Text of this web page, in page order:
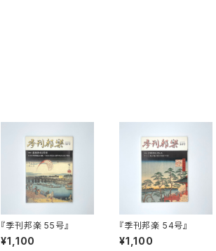
『季刊邦楽 55号』
¥1,100
『季刊邦楽 54号』
¥1,100